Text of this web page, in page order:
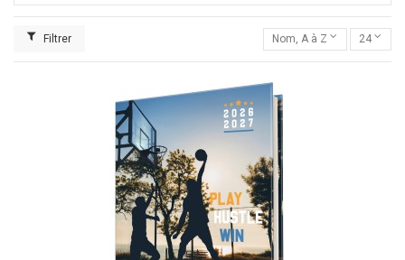
Filtrer Nom, A à Z 24